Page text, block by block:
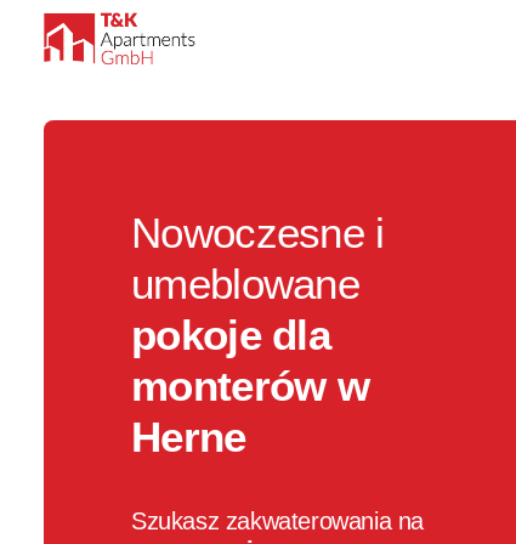
Nowoczesne i
umeblowane
pokoje dla
monterów w
Herne
Szukasz zakwaterowania na